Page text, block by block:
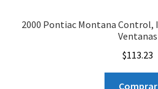
2000 Pontiac Montana
Ventanas
$113.23
Comprar